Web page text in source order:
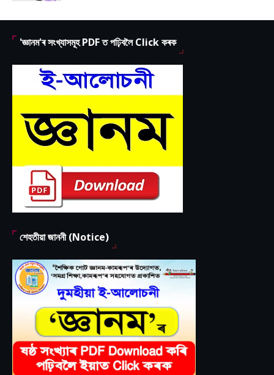
'জ্ঞানম'ৰ সংখ্যাসমূহ PDF ত পঢ়িবলৈ Click কৰক
শেহতীয়া জাননী (Notice)